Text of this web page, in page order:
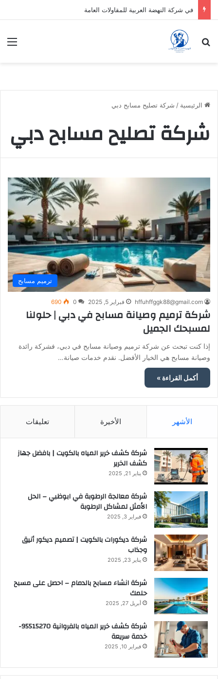
في شركة النهضة العربية للمقاولات العامة
بحث عن
الرئيسية / شركة تصليح مسابح دبي
شركة تصليح مسابح دبي
ترميم مسابح
hffuhffggk88@gmail.com فبراير 5, 2025 0
690
شركة ترميم وصيانة مسابح في دبي | حلولنا
لمسبحك الجميل
إذا كنت تبحث عن شركة ترميم وصيانة مسابح في دبي، فشركة رائدة
وصيانة مسابح هي الخيار الأفضل. نقدم خدمات صيانة…
أكمل القراءة »
الأشهر الأخيرة تعليقات
شركة كشف خرير المياه بالكويت | بافضل جهاز
كشف الخرير
يناير 21, 2025
شركة معالجة الرطوبة في ابوظبي – الحل
الأمثل لمشاكل الرطوبة
فبراير 3, 2025
شركة ديكورات بالكويت | تصميم ديكور أنيق
وجذاب
يناير 23, 2025
شركة انشاء مسابح بالدمام – احصل على مسبح
حلمك
أبريل 27, 2025
شركة كشف خرير المياه بالفروانية 95515270-
خدمة سريعة
فبراير 10, 2025